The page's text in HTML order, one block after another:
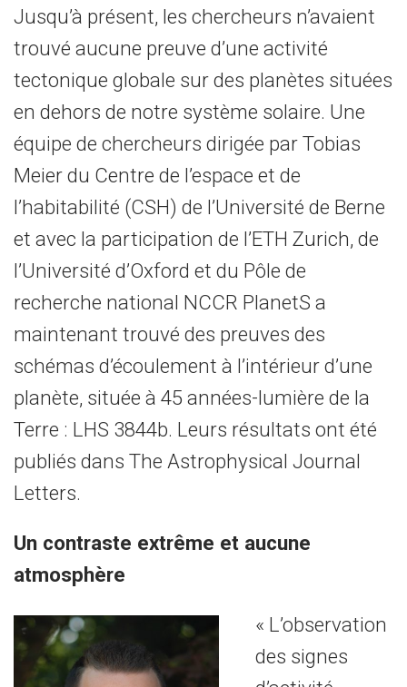
Jusqu’à présent, les chercheurs n’avaient
trouvé aucune preuve d’une activité
tectonique globale sur des planètes situées
en dehors de notre système solaire. Une
équipe de chercheurs dirigée par Tobias
Meier du Centre de l’espace et de
l’habitabilité (CSH) de l’Université de Berne
et avec la participation de l’ETH Zurich, de
l’Université d’Oxford et du Pôle de
recherche national NCCR PlanetS a
maintenant trouvé des preuves des
schémas d’écoulement à l’intérieur d’une
planète, située à 45 années-lumière de la
Terre : LHS 3844b. Leurs résultats ont été
publiés dans The Astrophysical Journal
Letters.
Un contraste extrême et aucune
atmosphère
« L’observation
des signes